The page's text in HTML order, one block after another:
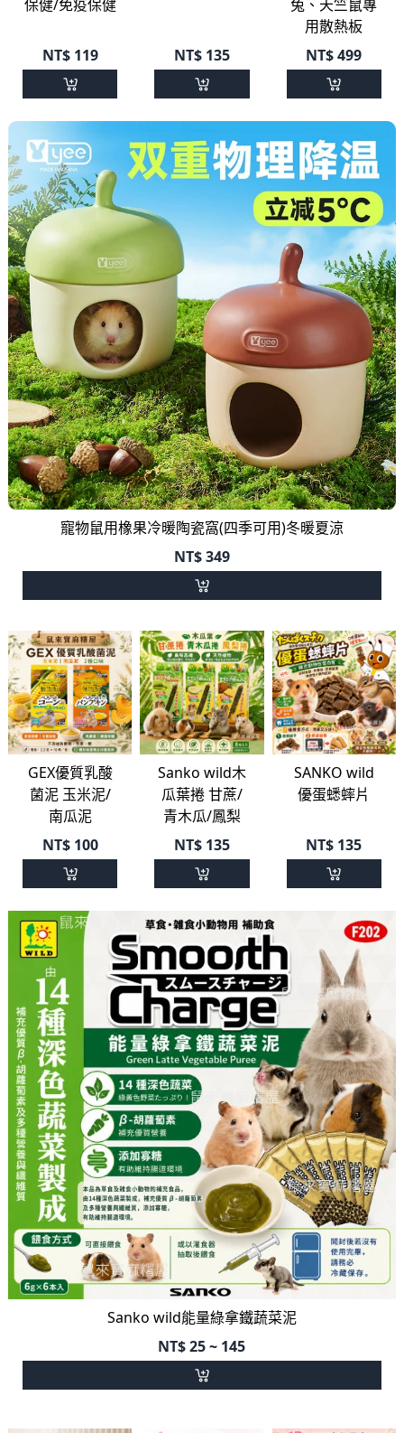
保健/免疫保健
NT$119 NT$135
兔、天竺鼠專
用散熱板
NT$499
寵物鼠用橡果冷暖陶瓷窩(四季可用)冬暖夏涼
NT$349
GEX優質乳酸
菌泥 玉米泥/
南瓜泥
NT$100
Sanko wild木
瓜葉捲 甘蔗/
青木瓜/鳳梨
NT$135
SANKO wild
優蛋蟋蟀片
NT$ 135
Sanko wild能量綠拿鐵蔬菜泥
NT$25 ~ 145